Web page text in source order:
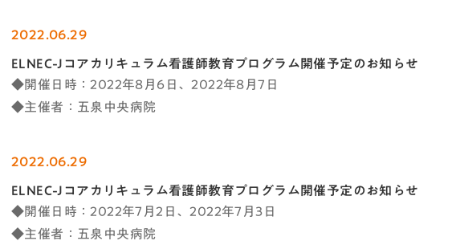
2022.06.29
ELNEC-Jコアカリキュラム看護師教育プログラム開催予定のお知らせ
◆開催日時：2022年8月6日、2022年8月7日
◆主催者：五泉中央病院
2022.06.29
ELNEC-Jコアカリキュラム看護師教育プログラム開催予定のお知らせ
◆開催日時：2022年7月2日、2022年7月3日
◆主催者：五泉中央病院